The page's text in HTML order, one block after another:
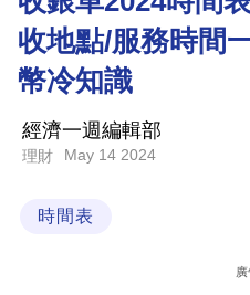
財
商
科
技
收地點/服務時間
幣冷知識
經濟一週編輯部
理財 May 14 2024
時間表